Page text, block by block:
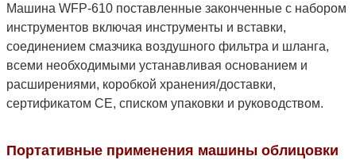
Машина WFP-610 поставленные законченные с набором
инструментов включая инструменты и вставки,
соединением смазчика воздушного фильтра и шланга,
всеми необходимыми устанавливая основанием и
расширениями, коробкой хранения/доставки,
сертификатом CE, списком упаковки и руководством.
Портативные применения машины облицовки